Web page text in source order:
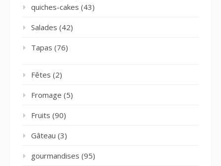
quiches-cakes (43)
Salades (42)
Tapas (76)
Fêtes (2)
Fromage (5)
Fruits (90)
Gâteau (3)
gourmandises (95)